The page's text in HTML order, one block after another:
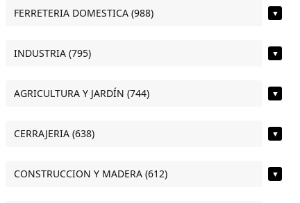
FERRETERIA DOMESTICA (988) ▼
INDUSTRIA (795) ▼
AGRICULTURA Y JARDÍN (744) ▼
CERRAJERIA (638) ▼
CONSTRUCCION Y MADERA (612) ▼